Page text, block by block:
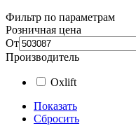
Фильтр по параметрам
Розничная цена
От
Производитель
Oxlift
Показать
Сбросить